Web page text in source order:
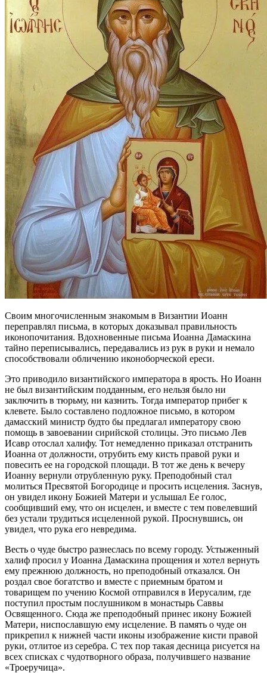
Своим многочисленным знакомым в Византии Иоанн
переправлял письма, в которых доказывал правильность
иконопочитания. Вдохновенные письма Иоанна Дамаскина
тайно переписывались, передавались из рук в руки и немало
способствовали обличению иконоборческой ереси.
Это приводило византийского императора в ярость. Но Иоанн
не был византийским подданным, его нельзя было ни
заключить в тюрьму, ни казнить. Тогда император прибег к
клевете. Было составлено подложное письмо, в котором
дамасский министр будто бы предлагал императору свою
помощь в завоевании сирийской столицы. Это письмо Лев
Исавр отослал халифу. Тот немедленно приказал отстранить
Иоанна от должности, отрубить ему кисть правой руки и
повесить ее на городской площади. В тот же день к вечеру
Иоанну вернули отрубленную руку. Преподобный стал
молиться Пресвятой Богородице и просить исцеления. Заснув,
он увидел икону Божией Матери и услышал Ее голос,
сообщивший ему, что он исцелен, и вместе с тем повелевший
без устали трудиться исцеленной рукой. Проснувшись, он
увидел, что рука его невредима.
Весть о чуде быстро разнеслась по всему городу. Устыженный
халиф просил у Иоанна Дамаскина прощения и хотел вернуть
ему прежнюю должность, но преподобный отказался. Он
роздал свое богатство и вместе с приемным братом и
товарищем по учению Космой отправился в Иерусалим, где
поступил простым послушником в монастырь Саввы
Освященного. Сюда же преподобный принес икону Божией
Матери, ниспославшую ему исцеление. В память о чуде он
прикрепил к нижней части иконы изображение кисти правой
руки, отлитое из серебра. С тех пор такая десница рисуется на
всех списках с чудотворного образа, получившего название
«Троеручица».